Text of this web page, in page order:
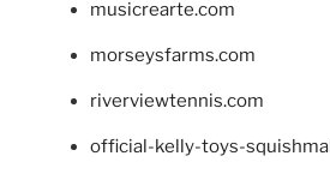
musicrearte.com
morseysfarms.com
riverviewtennis.com
official-kelly-toys-